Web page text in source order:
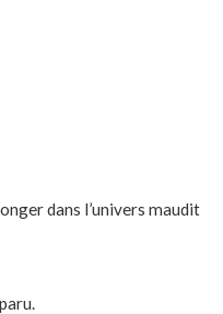
dans l’univers maudit